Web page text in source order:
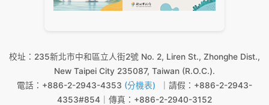
校址：235新北市中和區立人街2號 No. 2, Liren St., Zhonghe Dist.,
New Taipei City 235087, Taiwan (R.O.C.).
電話：+886-2-2943-4353 (分機表)
｜請假：+886-2-2943-
4353#854｜傳真：+886-2-2940-3152